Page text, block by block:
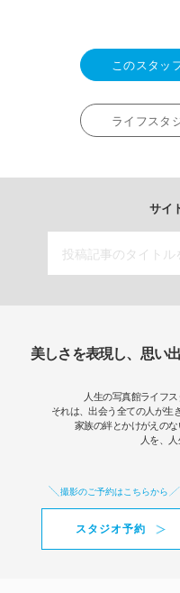
このスタッ
ライフスタ
サイ
美しさを表現し、思い
人生の写真館ライフ
それは、出会う全ての人が生
家族の絆とかけがえのな
人を、人
撮影のご予約はこちらから
スタジオ予約